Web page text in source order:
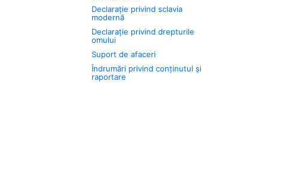
Declarație privind sclavia
modernă
Declarație privind drepturile
omului
Suport de afaceri
Îndrumări privind conținutul și
raportare